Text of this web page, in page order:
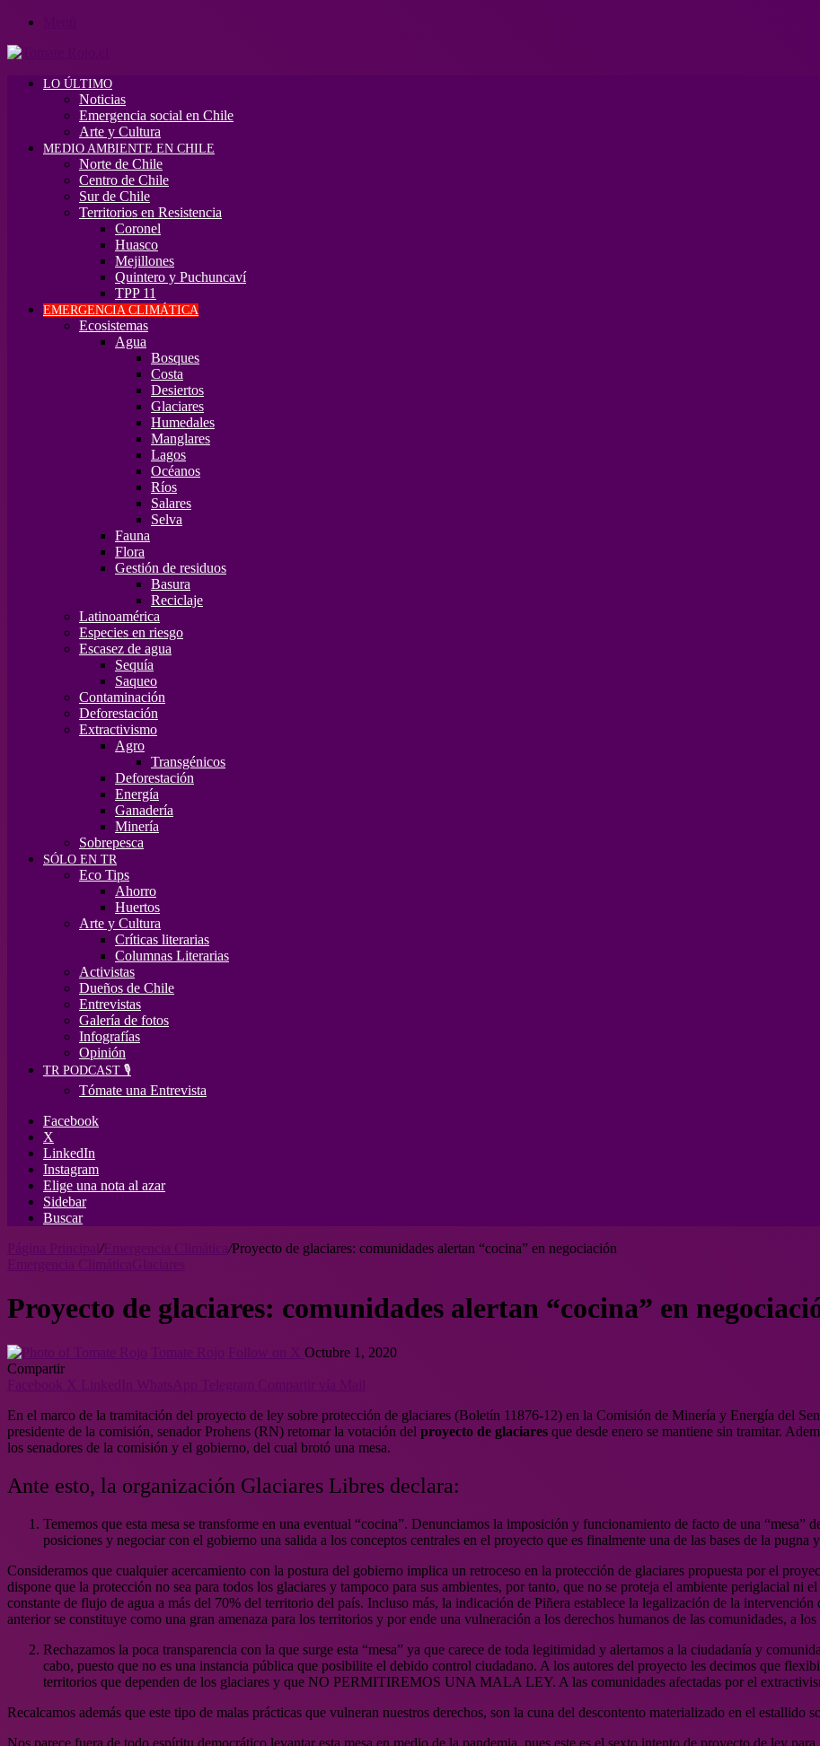
LO ÚLTIMO
Noticias
Emergencia social en Chile
Arte y Cultura
MEDIO AMBIENTE EN CHILE
Norte de Chile
Centro de Chile
Sur de Chile
Territorios en Resistencia
Coronel
Huasco
Mejillones
Quintero y Puchuncaví
TPP 11
EMERGENCIA CLIMÁTICA
Ecosistemas
Agua
Bosques
Costa
Desiertos
Glaciares
Humedales
Manglares
Lagos
Océanos
Ríos
Salares
Selva
Fauna
Flora
Gestión de residuos
Basura
Reciclaje
Latinoamérica
Especies en riesgo
Escasez de agua
Sequía
Saqueo
Contaminación
Deforestación
Extractivismo
Agro
Transgénicos
Deforestación
Energía
Ganadería
Minería
Sobrepesca
SÓLO EN TR
Eco Tips
Ahorro
Huertos
Arte y Cultura
Críticas literarias
Columnas Literarias
Activistas
Dueños de Chile
Entrevistas
Galería de fotos
Infografías
Opinión
TR PODCAST 🎙️
Tómate una Entrevista
Facebook
X
LinkedIn
Instagram
Elige una nota al azar
Sidebar
Buscar
/Emergencia Climática /Proyecto de glaciares: comunidades alertan “cocina” en negociación
Proyecto de glaciares: comunidades alertan “cocina” en
Octubre 1, 2020
Compartir
En el marco de la tramitación del proyecto de ley sobre protección de glaciares (Boletín 11876-12) en la Comisión de Minería y Energía del
presidente de la comisión, senador Prohens (RN) retomar la votación del proyecto de glaciares que desde enero se mantiene sin tramitar.
los senadores de la comisión y el gobierno, del cual brotó una mesa.
Ante esto, la organización Glaciares Libres declara:
Tememos que esta mesa se transforme en una eventual “cocina”. Denunciamos la imposición y funcionamiento de facto de una “mesa”
posiciones y negociar con el gobierno una salida a los conceptos centrales en el proyecto que es finalmente una de las bases de la pugna
Consideramos que cualquier acercamiento con la postura del gobierno implica un retroceso en la protección de glaciares propuesta por el
dispone que la protección no sea para todos los glaciares y tampoco para sus ambientes, por tanto, que no se proteja el ambiente periglacial ni
constante de flujo de agua a más del 70% del territorio del país. Incluso más, la indicación de Piñera establece la legalización de la
anterior se constituye como una gran amenaza para los territorios y por ende una vulneración a los derechos humanos de las comunidades, a
Rechazamos la poca transparencia con la que surge esta “mesa” ya que carece de toda legitimidad y alertamos a la ciudadanía y
cabo, puesto que no es una instancia pública que posibilite el debido control ciudadano. A los autores del proyecto les decimos que
territorios que dependen de los glaciares y que NO PERMITIREMOS UNA MALA LEY. A las comunidades afectadas por el
Recalcamos además que este tipo de malas prácticas que vulneran nuestros derechos, son la cuna del descontento materializado en el estallido
Nos parece fuera de todo espíritu democrático levantar esta mesa en medio de la pandemia, pues este es el sexto intento de proyecto de ley